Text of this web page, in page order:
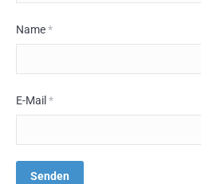
Name*
E-Mail *